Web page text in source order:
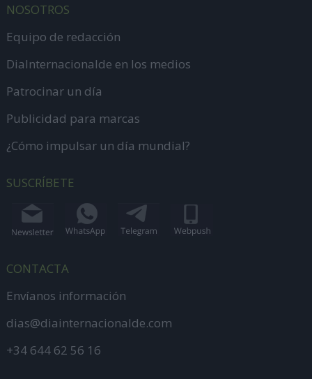
NOSOTROS
Equipo de redacción
DiaInternacionalde en los medios
Patrocinar un día
Publicidad para marcas
¿Cómo impulsar un día mundial?
SUSCRÍBETE
CONTACTA
Envíanos información
dias@diainternacionalde.com
+34 644 62 56 16